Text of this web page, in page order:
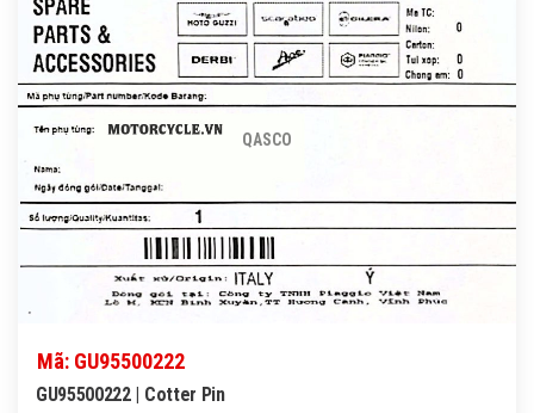
QASCO
Mã: GU95500222
GU95500222 | Cotter Pin